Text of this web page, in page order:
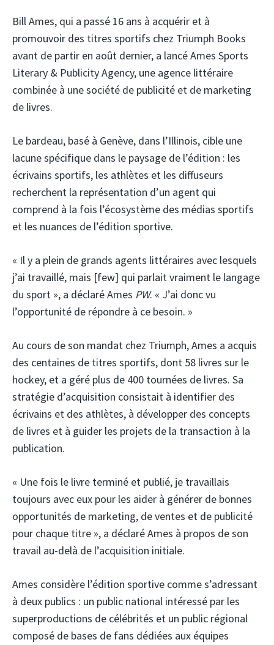
Bill Ames, qui a passé 16 ans à acquérir et à
promouvoir des titres sportifs chez Triumph Books
avant de partir en août dernier, a lancé Ames Sports
Literary & Publicity Agency, une agence littéraire
combinée à une société de publicité et de marketing
de livres.
Le bardeau, basé à Genève, dans l’Illinois, cible une
lacune spécifique dans le paysage de l’édition : les
écrivains sportifs, les athlètes et les diffuseurs
recherchent la représentation d’un agent qui
comprend à la fois l’écosystème des médias sportifs
et les nuances de l’édition sportive.
« Il y a plein de grands agents littéraires avec lesquels
j’ai travaillé, mais [few] qui parlait vraiment le langage
du sport », a déclaré Ames PW. « J’ai donc vu
l’opportunité de répondre à ce besoin. »
Au cours de son mandat chez Triumph, Ames a acquis
des centaines de titres sportifs, dont 58 livres sur le
hockey, et a géré plus de 400 tournées de livres. Sa
stratégie d’acquisition consistait à identifier des
écrivains et des athlètes, à développer des concepts
de livres et à guider les projets de la transaction à la
publication.
« Une fois le livre terminé et publié, je travaillais
toujours avec eux pour les aider à générer de bonnes
opportunités de marketing, de ventes et de publicité
pour chaque titre », a déclaré Ames à propos de son
travail au-delà de l’acquisition initiale.
Ames considère l’édition sportive comme s’adressant
à deux publics : un public national intéressé par les
superproductions de célébrités et un public régional
composé de bases de fans dédiées aux équipes